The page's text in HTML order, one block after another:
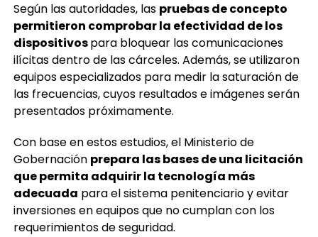
Según las autoridades, las pruebas de concepto
permitieron comprobar la efectividad de los
dispositivospara bloquear las comunicaciones
ilícitas dentro de las cárceles. Además, se utilizaron
equipos especializados para medir la saturación de
las frecuencias, cuyos resultados e imágenes serán
presentados próximamente.
Con base en estos estudios, el Ministerio de
Gobernación prepara las bases de una licitación
que permita adquirir la tecnología más
adecuada para el sistema penitenciario y evitar
inversiones en equipos que no cumplan con los
requerimientos de seguridad.